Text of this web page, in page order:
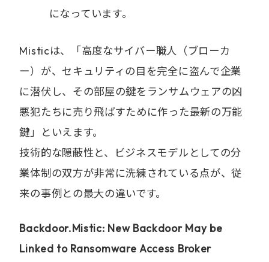
になっています。
Misticは、「高度なサイバー職人（ブローカ
ー）が、セキュリティの目を完全に盗んで企業
に潜伏し、その部屋の鍵をランサムウェアの凶
悪犯たちに売り飛ばすために作った最新の万能
鍵」といえます。
技術的な隠蔽性と、ビジネスモデルとしての分
業体制の双方が非常に洗練されている点が、従
来の事例との最大の違いです。
Backdoor.Mistic: New Backdoor May be
Linked to Ransomware Access Broker